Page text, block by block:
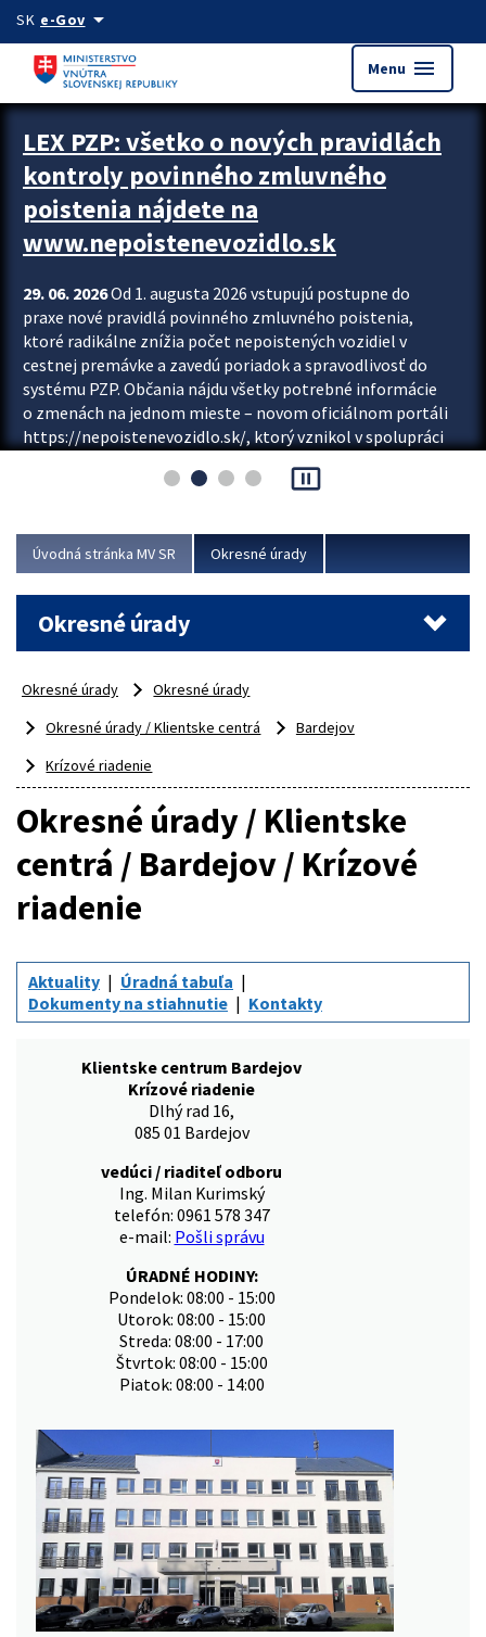
Preskocit na hlavný obsah
SK e-Govarrow_drop_down
Menu menu
Zastavit automatický posun upútavok
LEX PZP: všetko o nových pravidlách
kontroly povinného zmluvného
poistenia nájdete na
www.nepoistenevozidlo.sk
29. 06. 2026Od 1. augusta 2026 vstupujú postupne do
praxe nové pravidlá povinného zmluvného poistenia,
ktoré radikálne znížia počet nepoistených vozidiel v
cestnej premávke a zavedú poriadok a spravodlivosť do
systému PZP. Občania nájdu všetky potrebné informácie
o zmenách na jednom mieste – novom oficiálnom portáli
https://nepoistenevozidlo.sk/, ktorý vznikol v spolupráci
asociácie poisťovní (SLASPO) a Ministerstva vnútra SR.
Viac
pause_presentation
Úvodná stránka MV SR Okresné úrady
Okresné úrady
Okresné úrady
Okresné úrady
Okresné úrady / Klientske centrá
Bardejov
Krízové riadenie
Okresné úrady / Klientske
centrá / Bardejov / Krízové
riadenie
Aktuality
Úradná tabuľa
Dokumenty na stiahnutie
Kontakty
Klientske centrum Bardejov
Krízové riadenie
Dlhý rad 16,
085 01 Bardejov
vedúci / riaditeľ odboru
Ing. Milan Kurimský
telefón: 0961 578 347
e-mail: Pošli správu
ÚRADNÉ HODINY:
Pondelok: 08:00 - 15:00
Utorok: 08:00 - 15:00
Streda: 08:00 - 17:00
Štvrtok: 08:00 - 15:00
Piatok: 08:00 - 14:00